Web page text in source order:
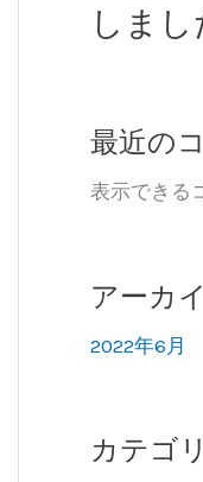
しまし
最近の
表示できる
アーカ
2022年6月
カテゴ